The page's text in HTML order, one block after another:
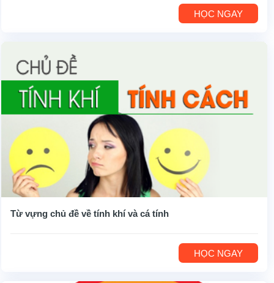
HỌC NGAY
Từ vựng chủ đề về tính khí và cá tính
HỌC NGAY